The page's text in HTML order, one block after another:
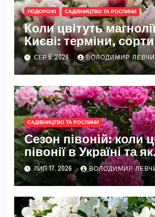
ПОДОРОЖІ САДІВНИЦТВО ТА РОСЛИНИ
Коли цвітуть
Києві: терміни, сорти
найкращі місця
СЕР 5, 2026 ВОЛОДИМИР
САДІВНИЦТВО ТА РОСЛИНИ
Сезон півоній: коли
півонії в Україні та як
розкрити їхню повну
ЛИП 17, 2026 ВОЛОДИМИР